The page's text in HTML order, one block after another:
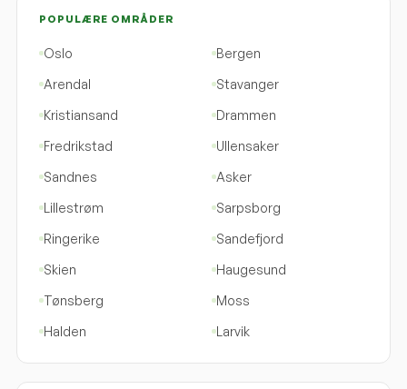
POPULÆRE OMRÅDER
Oslo
Bergen
Arendal
Stavanger
Kristiansand
Drammen
Fredrikstad
Ullensaker
Sandnes
Asker
Lillestrøm
Sarpsborg
Ringerike
Sandefjord
Skien
Haugesund
Tønsberg
Moss
Halden
Larvik